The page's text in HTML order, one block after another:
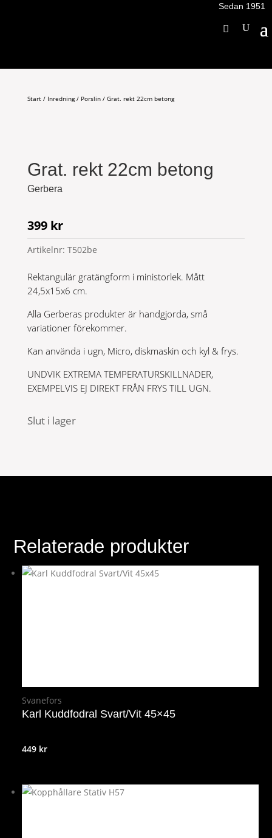
Sedan 1951
Start/ Inredning/ Porslin/ Grat. rekt 22cm betong
Grat. rekt 22cm betong
Gerbera
399 kr
Artikelnr: T502be
Rektangulär gratängform i ministorlek. Mått
24,5x15x6 cm.
Alla Gerberas produkter är handgjorda, små
variationer förekommer.
Kan använda i ugn, Micro, diskmaskin och kyl & frys.
UNDVIK EXTREMA TEMPERATURSKILLNADER,
EXEMPELVIS EJ DIREKT FRÅN FRYS TILL UGN.
Slut i lager
Relaterade produkter
Svanefors
Karl Kuddfodral Svart/Vit 45×45
449 kr